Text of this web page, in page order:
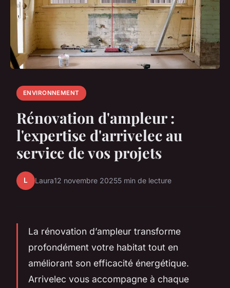
ENVIRONNEMENT
Rénovation d'ampleur :
l'expertise d'arrivelec au
service de vos projets
L Laura12 novembre 20255 min de lecture
La rénovation d’ampleur transforme
profondément votre habitat tout en
améliorant son efficacité énergétique.
Arrivelec vous accompagne à chaque